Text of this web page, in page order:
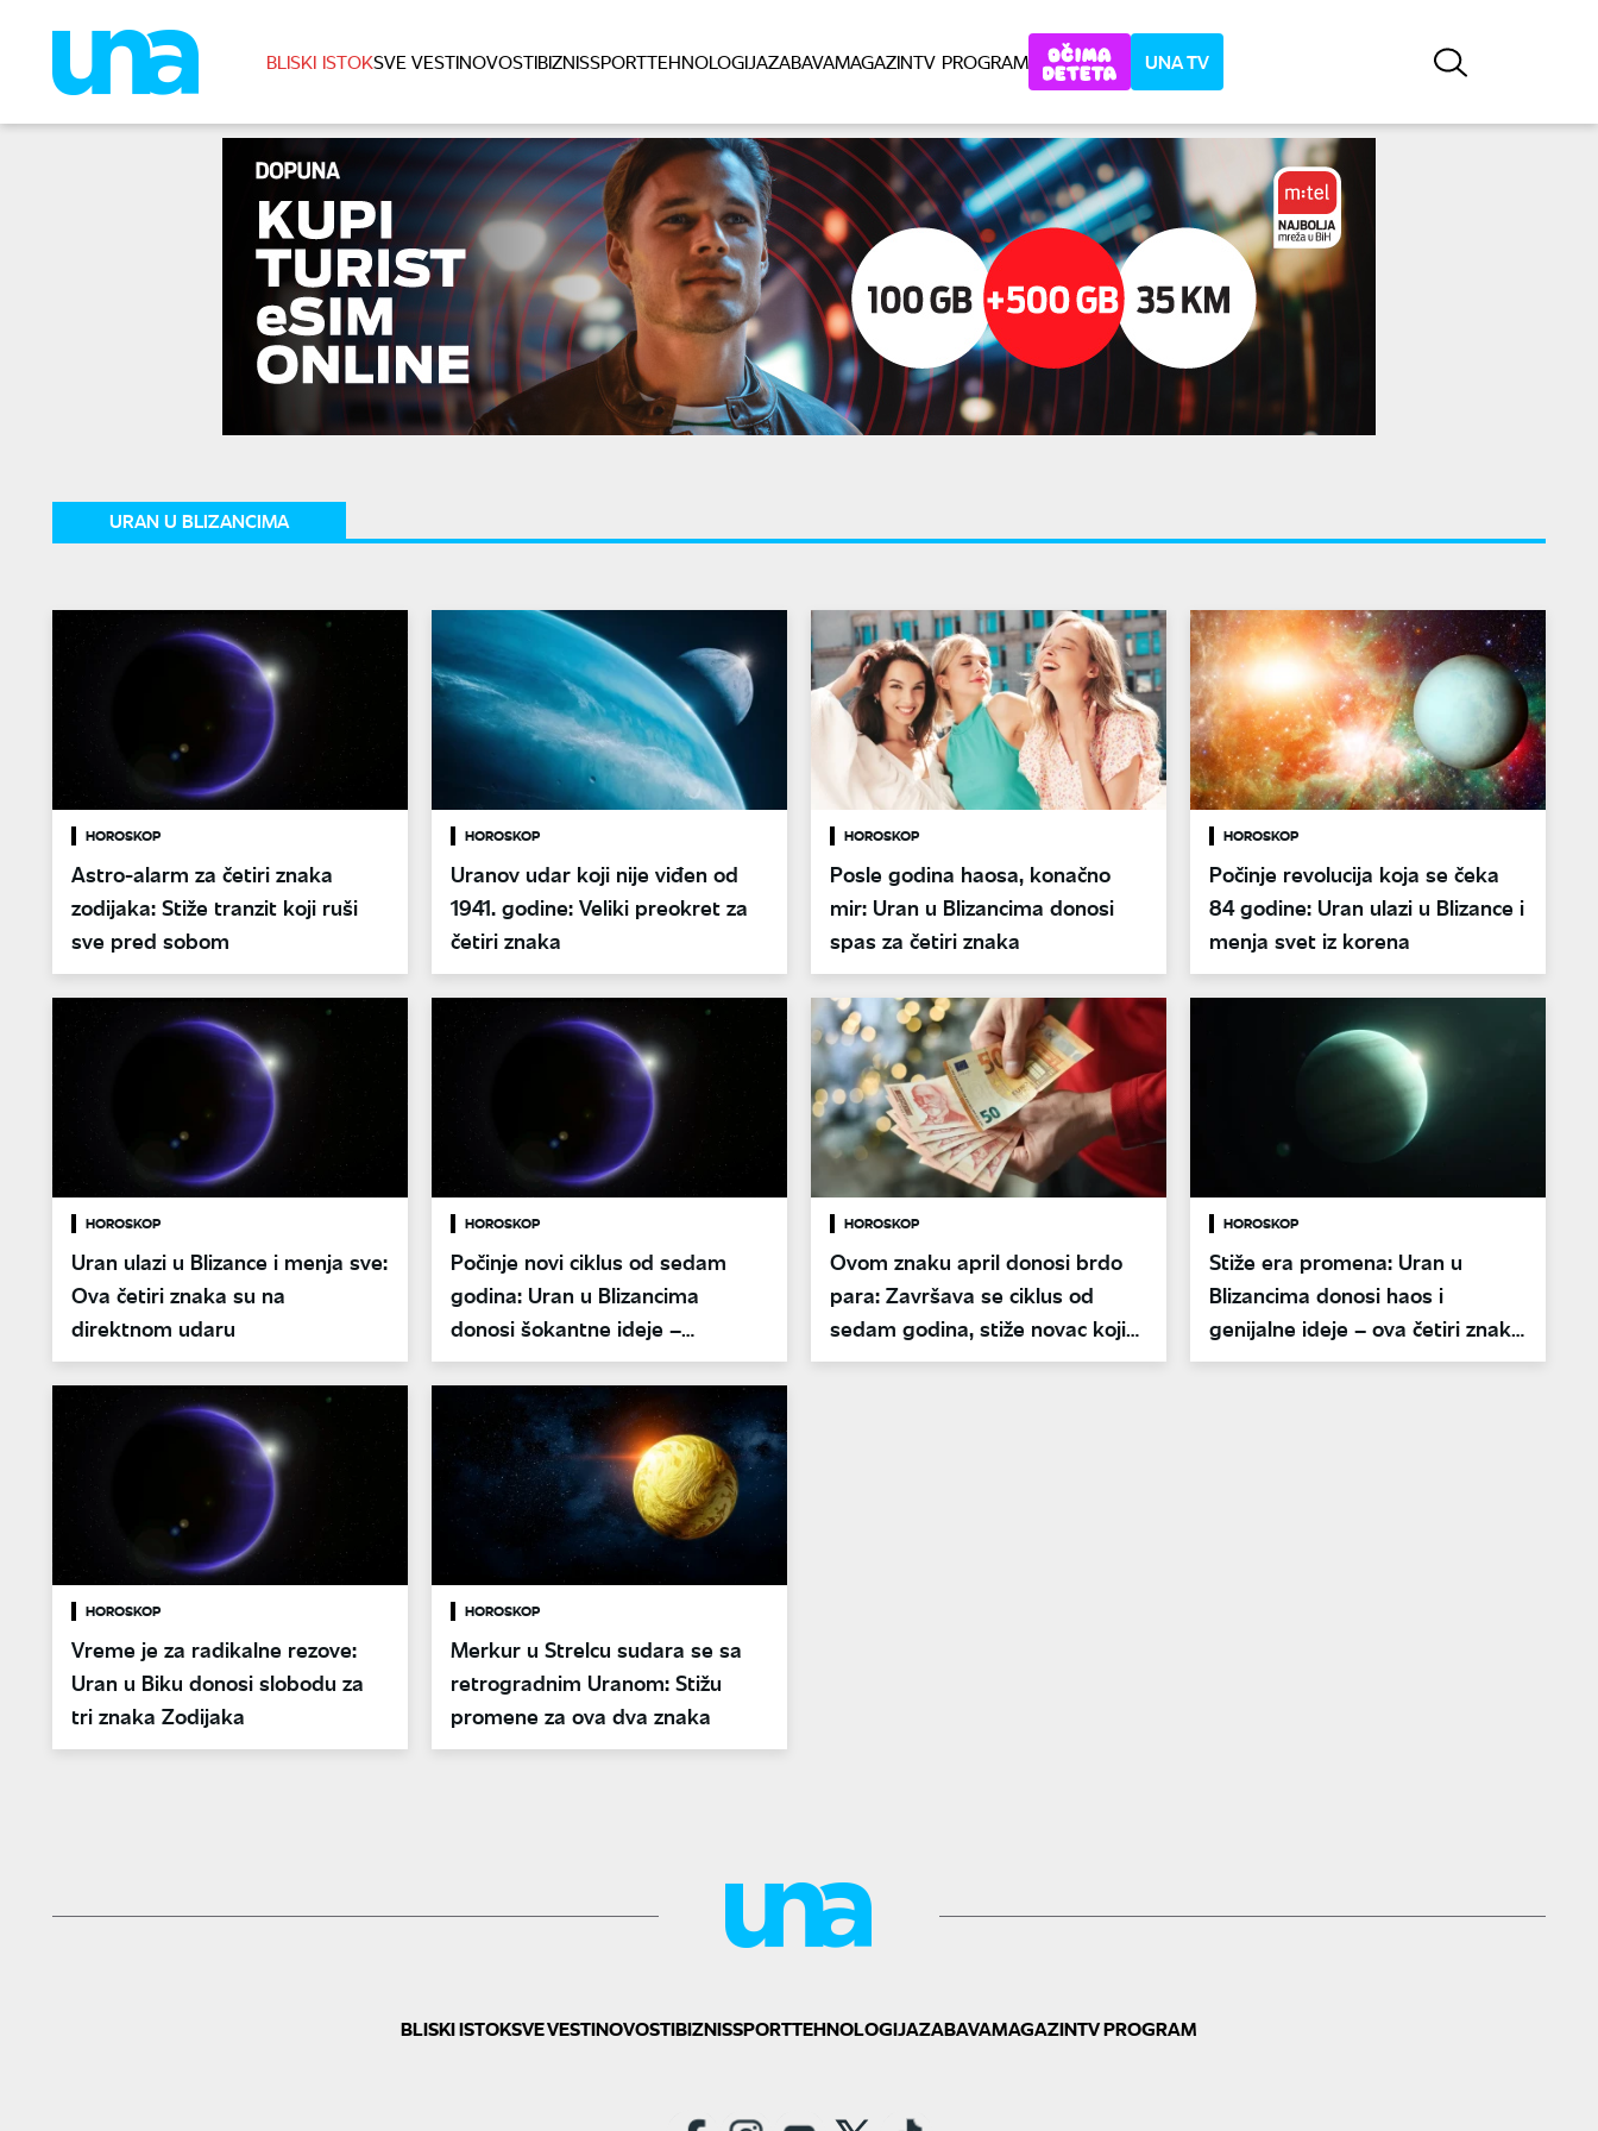
BLISKI ISTOKSVE VESTINOVOSTIBIZNISSPORTTEHNOLOGIJAZABAVAMAGAZINTV PROGRAM UNA TV
URAN U BLIZANCIMA
HOROSKOP
Astro-alarm za četiri znaka
zodijaka: Stiže tranzit koji ruši
sve pred sobom
HOROSKOP
Uranov udar koji nije viđen od
1941. godine: Veliki preokret za
četiri znaka
HOROSKOP
Posle godina haosa, konačno
mir: Uran u Blizancima donosi
spas za četiri znaka
HOROSKOP
Počinje revolucija koja se čeka
84 godine: Uran ulazi u Blizance i
menja svet iz korena
HOROSKOP
Uran ulazi u Blizance i menja sve:
Ova četiri znaka su na
direktnom udaru
HOROSKOP
Počinje novi ciklus od sedam
godina: Uran u Blizancima
donosi šokantne ideje –
proverite da li ste na udaru
HOROSKOP
Ovom znaku april donosi brdo
para: Završava se ciklus od
sedam godina, stiže novac koji
ostaje
HOROSKOP
Stiže era promena: Uran u
Blizancima donosi haos i
genijalne ideje – ova četiri znaka
su na udaru
HOROSKOP
Vreme je za radikalne rezove:
Uran u Biku donosi slobodu za
tri znaka Zodijaka
HOROSKOP
Merkur u Strelcu sudara se sa
retrogradnim Uranom: Stižu
promene za ova dva znaka
BLISKI ISTOKSVE VESTINOVOSTIBIZNISSPORTTEHNOLOGIJAZABAVAMAGAZINTV PROGRAM